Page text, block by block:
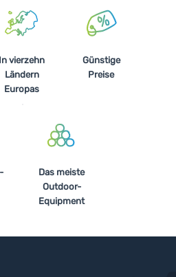
In vierzehn
Ländern
Europas
Günstige
Preise
Das meiste
Outdoor-
Equipment